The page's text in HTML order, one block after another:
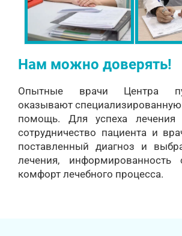
Нам можно доверять!
Опытные врачи Центра
оказывают
помощь. Для успеха
сотрудничество пациента и
поставленный диагноз и
лечения,
комфорт лечебного процесса.